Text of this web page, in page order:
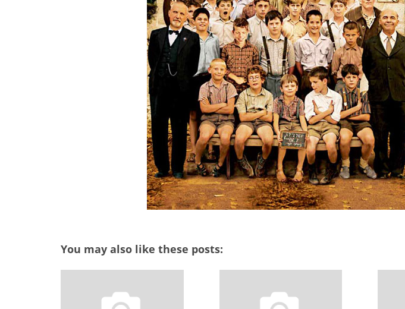
You may also like these posts: